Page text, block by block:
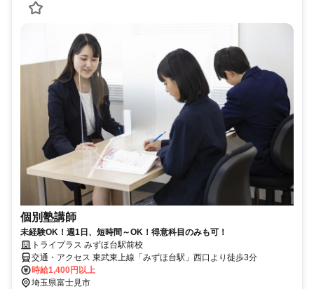
個別塾講師
未経験OK！週1日、短時間～OK！得意科目のみも可！
トライプラス みずほ台駅前校
交通・アクセス 東武東上線「みずほ台駅」西口より徒歩3分
時給1,400円以上
埼玉県富士見市